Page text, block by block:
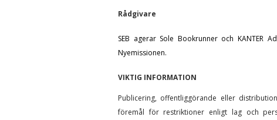
Rådgivare
SEB agerar Sole Bookrunner och KANTER
Nyemissionen.
VIKTIG INFORMATION
Publicering, offentliggörande eller
föremål för restriktioner enligt lag och